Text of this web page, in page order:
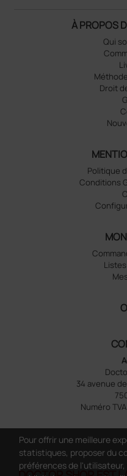
À PROPOS
Qui
Droit
Politique
Conditions
34 avenue
Numéro
Pour offrir une meilleure
statistiques, proposer du
préférences de